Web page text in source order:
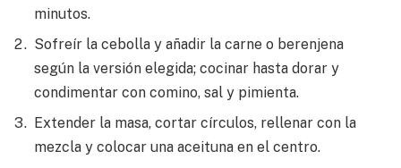
minutos.
Sofreír la cebolla y añadir la carne o berenjena
según la versión elegida; cocinar hasta dorar y
condimentar con comino, sal y pimienta.
Extender la masa, cortar círculos, rellenar con la
mezcla y colocar una aceituna en el centro.